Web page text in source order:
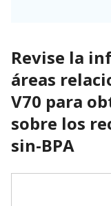
Revise la
áreas
V70 para
sobre los
sin-BPA